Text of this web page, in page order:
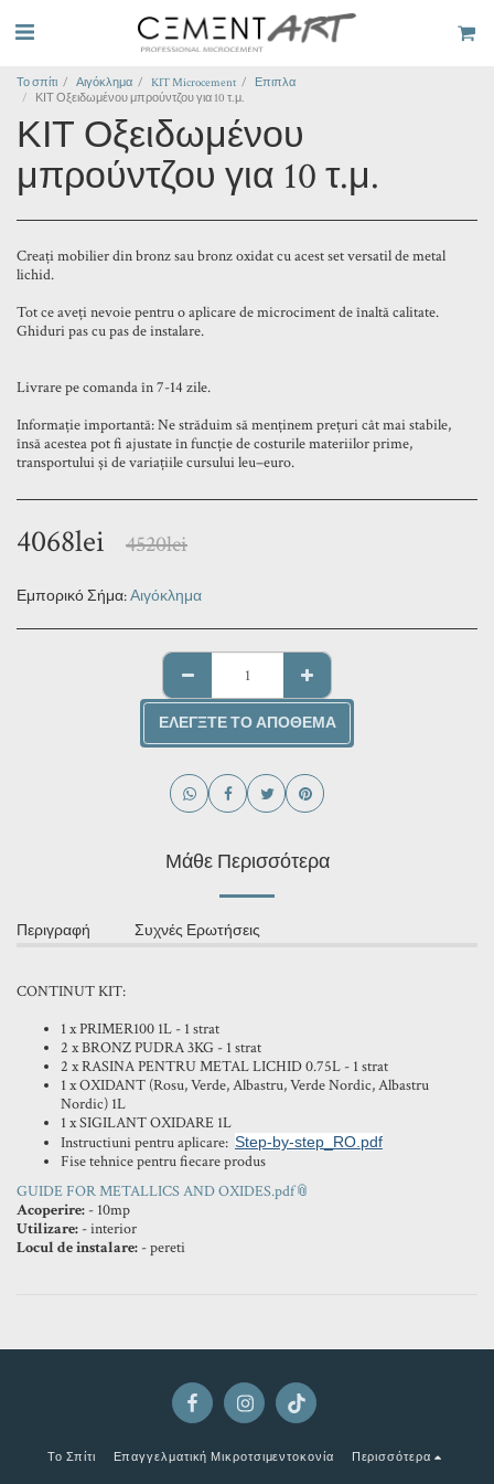
Το σπίτι Αιγόκλημα KIT Microcement
Επιπλα
ΚΙΤ Οξειδωμένου μπρούντζου για 10 τ.μ.
ΚΙΤ Οξειδωμένου
μπρούντζου για 10 τ.μ.
Creați mobilier din bronz sau bronz oxidat cu acest set versatil de metal
lichid.
Tot ce aveți nevoie pentru o aplicare de microciment de înaltă calitate.
Ghiduri pas cu pas de instalare.
Livrare pe comanda în 7-14 zile.
Informație importantă: Ne străduim să menținem prețuri cât mai stabile,
însă acestea pot fi ajustate în funcție de costurile materiilor prime,
transportului și de variațiile cursului leu–euro.
4068lei 4520lei
Εμπορικό Σήμα:Αιγόκλημα
ΕΛΈΓΞΤΕ ΤΟ ΑΠΌΘΕΜΑ
Μάθε Περισσότερα
Περιγραφή Συχνές Ερωτήσεις
CONTINUT KIT:
1 x PRIMER100 1L - 1 strat
2 x BRONZ PUDRA 3KG - 1 strat
2 x RASINA PENTRU METAL LICHID 0.75L - 1 strat
1 x OXIDANT (Rosu, Verde, Albastru, Verde Nordic, Albastru
Nordic) 1L
1 x SIGILANT OXIDARE 1L
Instructiuni pentru aplicare: Step-by-step_RO.pdf
Fise tehnice pentru fiecare produs
GUIDE FOR METALLICS AND OXIDES.pdf
Acoperire: - 10mp
Utilizare: - interior
Locul de instalare: - pereti
Το Σπίτι Επαγγελματική Μικροτσιμεντοκονία Περισσότερα